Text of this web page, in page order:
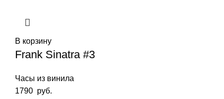
В корзину
Frank Sinatra #3
Часы из винила
1790 руб.